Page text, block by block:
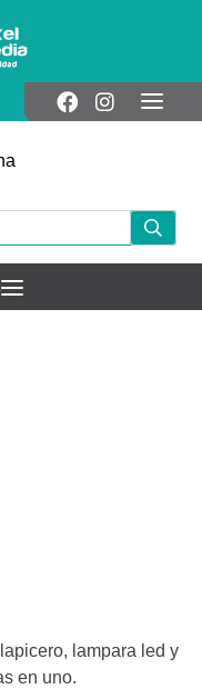
lampara led y
en uno.